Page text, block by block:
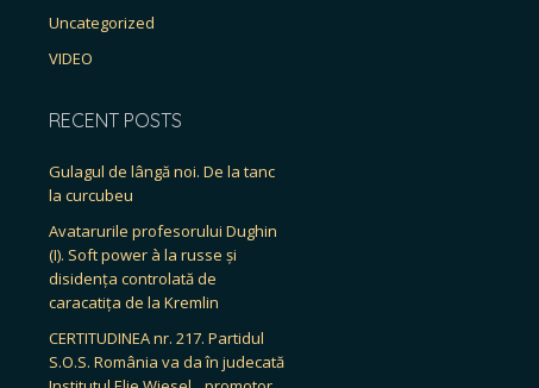
Uncategorized
VIDEO
RECENT POSTS
Gulagul de lângă noi. De la tanc
la curcubeu
Avatarurile profesorului Dughin
(I). Soft power à la russe și
disidența controlată de
caracatița de la Kremlin
CERTITUDINEA nr. 217. Partidul
S.O.S. România va da în judecată